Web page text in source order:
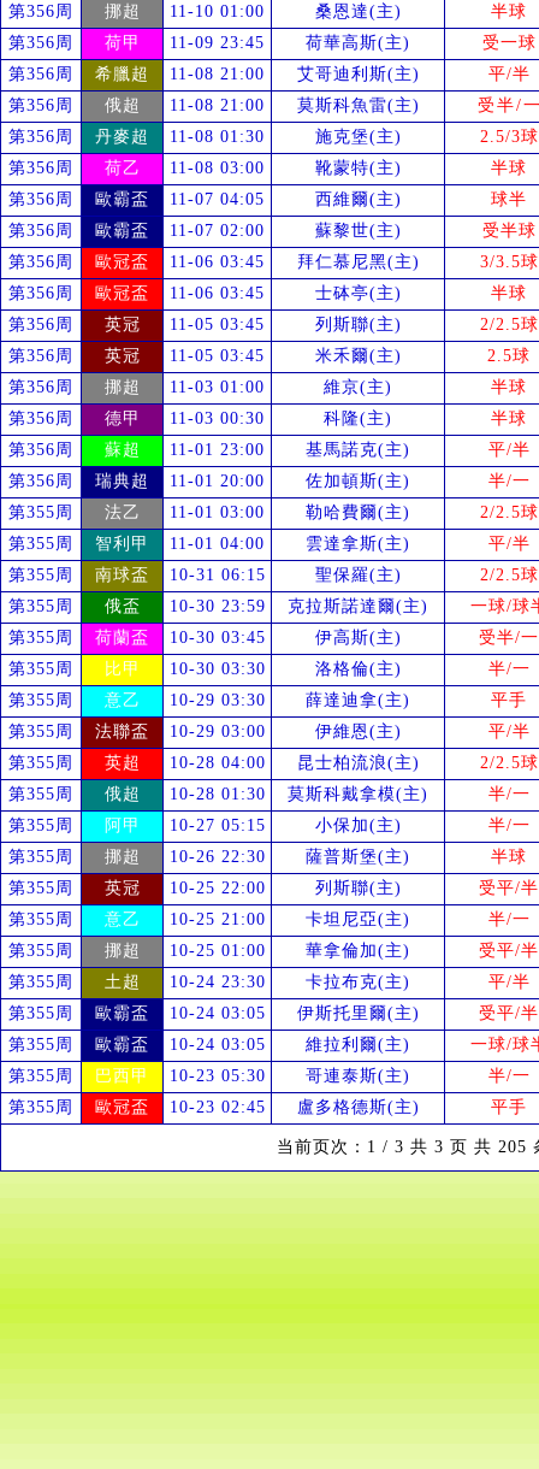
第356周
挪超 11-10 01:00 桑恩達(主)
半球
第356周
荷甲 11-09 23:45 荷華高斯(主) 受一球
第356周
希臘超 11-08 21:00 艾哥迪利斯(主)
平/半
第356周
俄超 11-08 21:00 莫斯科魚雷(主) 受 半/
第356周
丹麥超 11-08 01:30 施克堡(主)
2.5/3球
第356周
荷乙 11-08 03:00 靴蒙特(主)
半球
第356周
歐霸盃 11-07 04:05 西維爾(主)
球半
第356周
歐霸盃 11-07 02:00 蘇黎世(主) 受半球
第356周
歐冠盃 11-06 03:45 拜仁慕尼黑(主)
3/3.5球
第356周
歐冠盃 11-06 03:45 士砵亭(主)
半球
第356周
英冠 11-05 03:45 列斯聯(主)
2/2.5球
第356周
英冠 11-05 03:45 米禾爾(主)
2.5球
第356周
挪超 11-03 01:00 維京(主)
半球
第356周
德甲 11-03 00:30 科隆(主)
半球
第356周
蘇超 11-01 23:00 基馬諾克(主)
平/半
第356周
瑞典超 11-01 20:00 佐加頓斯(主)
半/一
第355周
法乙 11-01 03:00 勒哈費爾(主)
2/2.5球
第355周
智利甲 11-01 04:00 雲達拿斯(主)
平/半
第355周
南球盃 10-31 06:15 聖保羅(主)
2/2.5球
第355周
俄盃 10-30 23:59 克拉斯諾達爾(主)
一球/球
第355周
荷蘭盃 10-30 03:45 伊高斯(主) 受半/一
第355周
比甲 10-30 03:30 洛格倫(主)
半/一
第355周
意乙 10-29 03:30 薛達迪拿(主)
平手
第355周
法聯盃 10-29 03:00 伊維恩(主)
平/半
第355周
英超 10-28 04:00 昆士柏流浪(主)
2/2.5球
第355周
俄超 10-28 01:30 莫斯科戴拿模(主)
半/一
第355周
阿甲 10-27 05:15 小保加(主)
半/一
第355周
挪超 10-26 22:30 薩普斯堡(主)
半球
第355周
英冠 10-25 22:00 列斯聯(主) 受平/半
第355周
意乙 10-25 21:00 卡坦尼亞(主)
半/一
第355周
挪超 10-25 01:00 華拿倫加(主) 受平/半
第355周
土超 10-24 23:30 卡拉布克(主)
平/半
第355周
歐霸盃 10-24 03:05 伊斯托里爾(主) 受平/半
第355周
歐霸盃 10-24 03:05 維拉利爾(主)
一球/球
第355周
巴西甲 10-23 05:30 哥連泰斯(主)
半/一
第355周
歐冠盃 10-23 02:45 盧多格德斯(主) 平手
当前页次：1 / 3 共 3 页 共